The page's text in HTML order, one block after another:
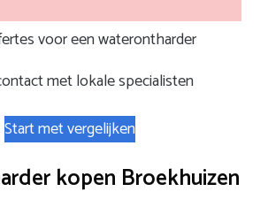
voor een waterontharder
met lokale specialisten
Start met vergelijken
kopen Broekhuizen